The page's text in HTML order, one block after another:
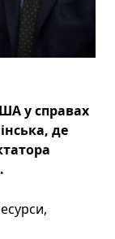
у справах
де